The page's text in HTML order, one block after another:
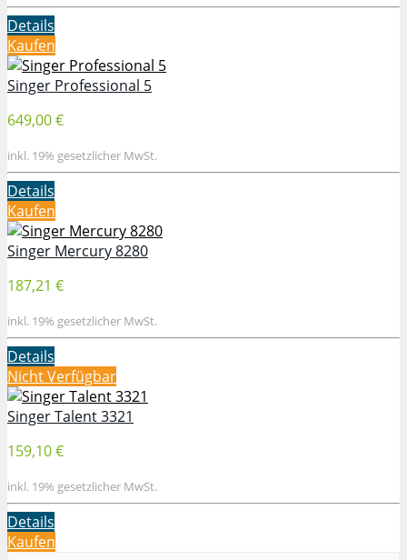
Details
Kaufen
Singer Professional 5
649,00 €
inkl. 19% gesetzlicher MwSt.
Details
Kaufen
Singer Mercury 8280
187,21 €
inkl. 19% gesetzlicher MwSt.
Details
Nicht Verfügbar
Singer Talent 3321
159,10 €
inkl. 19% gesetzlicher MwSt.
Details
Kaufen